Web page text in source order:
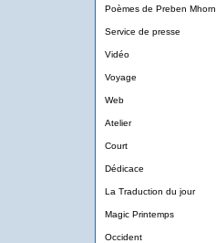
Poèmes de Preben Mhorn
Service de presse
Vidéo
Voyage
Web
Atelier
Court
Dédicace
La Traduction du jour
Magic Printemps
Occident